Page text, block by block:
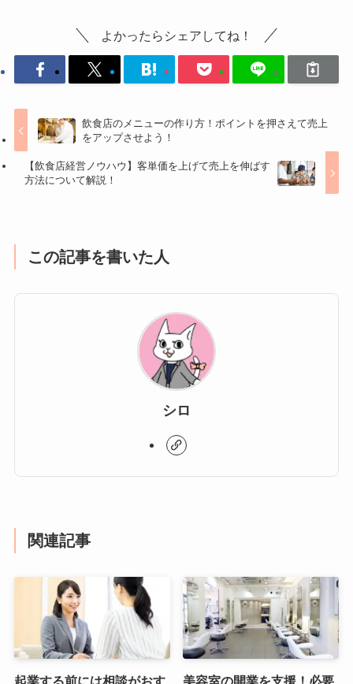
よかったらシェアしてね！
飲食店のメニューの作り方！ポイントを押さえて売上
をアップさせよう！
【飲食店経営ノウハウ】客単価を上げて売上を伸ばす
方法について解説！
この記事を書いた人
シロ
関連記事
起業する前には相談がおす
美容室の開業を支援！必要